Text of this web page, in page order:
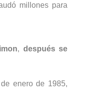
millones para
, después se
enero de 1985,